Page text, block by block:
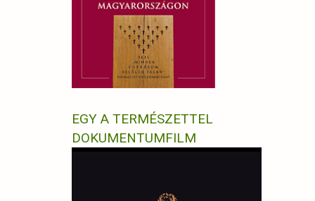
EGY A TERMÉSZETTEL
DOKUMENTUMFILM